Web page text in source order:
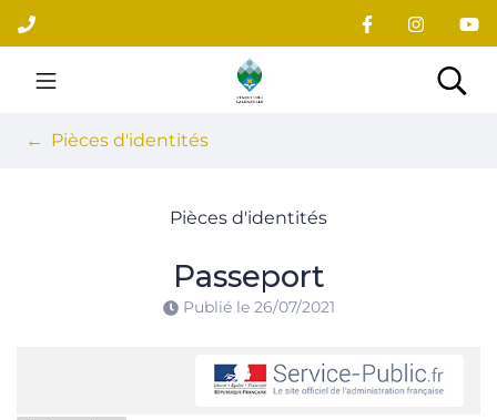
Aller
au
contenu
Site officiel du village
Pièces d'identités
Pièces d'identités
Passeport
Publié le 26/07/2021